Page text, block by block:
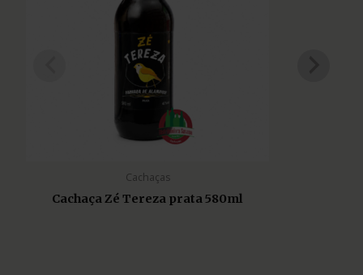
Cachaças
Cachaça Zé Tereza prata 580ml